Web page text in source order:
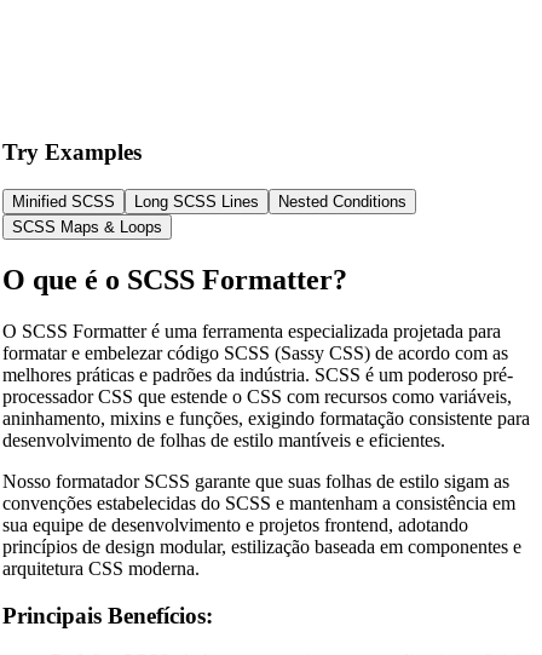
Try Examples
Minified SCSS Long SCSS Lines
Nested Conditions
SCSS Maps & Loops
O que é o SCSS Formatter?
O SCSS Formatter é uma ferramenta especializada projetada para
formatar e embelezar código SCSS (Sassy CSS) de acordo com as
melhores práticas e padrões da indústria. SCSS é um poderoso pré-
processador CSS que estende o CSS com recursos como variáveis,
aninhamento, mixins e funções, exigindo formatação consistente para
desenvolvimento de folhas de estilo mantíveis e eficientes.
Nosso formatador SCSS garante que suas folhas de estilo sigam as
convenções estabelecidas do SCSS e mantenham a consistência em
sua equipe de desenvolvimento e projetos frontend, adotando
princípios de design modular, estilização baseada em componentes e
arquitetura CSS moderna.
Principais Benefícios: